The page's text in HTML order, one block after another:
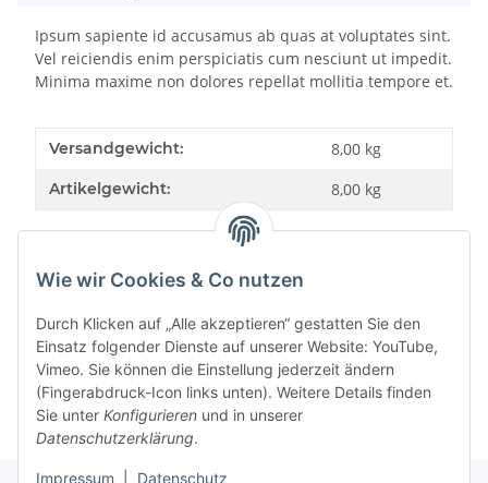
Ipsum sapiente id accusamus ab quas at voluptates sint.
Vel reiciendis enim perspiciatis cum nesciunt ut impedit.
Minima maxime non dolores repellat mollitia tempore et.
Versandgewicht: 8,00 kg
Artikelgewicht: 8,00 kg
Bewertungen
Wie wir Cookies & Co nutzen
Durch Klicken auf „Alle akzeptieren“ gestatten Sie den
Einsatz folgender Dienste auf unserer Website: YouTube,
Vimeo. Sie können die Einstellung jederzeit ändern
(Fingerabdruck-Icon links unten). Weitere Details finden
Sie unter Konfigurieren und in unserer
Datenschutzerklärung.
Impressum Datenschutz